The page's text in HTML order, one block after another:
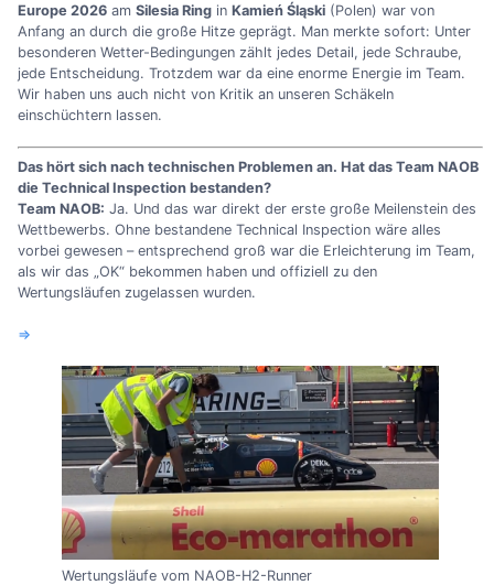
Europe 2026 am Silesia Ring in Kamień Śląski (Polen) war von
Anfang an durch die große Hitze geprägt. Man merkte sofort: Unter
besonderen Wetter-Bedingungen zählt jedes Detail, jede Schraube,
jede Entscheidung. Trotzdem war da eine enorme Energie im Team.
Wir haben uns auch nicht von Kritik an unseren Schäkeln
einschüchtern lassen.
Das hört sich nach technischen Problemen an. Hat das Team NAOB
die Technical Inspection bestanden?
Team NAOB: Ja. Und das war direkt der erste große Meilenstein des
Wettbewerbs. Ohne bestandene Technical Inspection wäre alles
vorbei gewesen – entsprechend groß war die Erleichterung im Team,
als wir das „OK“ bekommen haben und offiziell zu den
Wertungsläufen zugelassen wurden.
⇒
Wertungsläufe vom NAOB-H2-Runner